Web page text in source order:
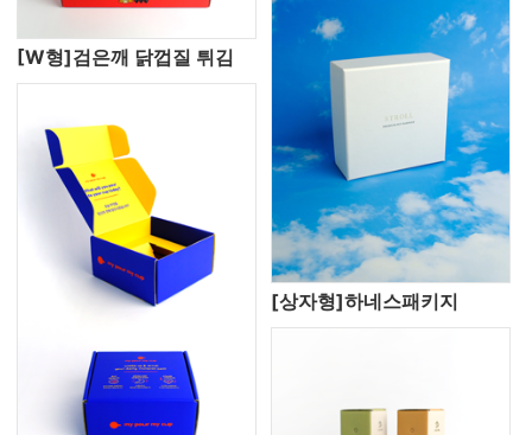
[W형]검은깨 닭껍질 튀김
[상자형]하네스패키지